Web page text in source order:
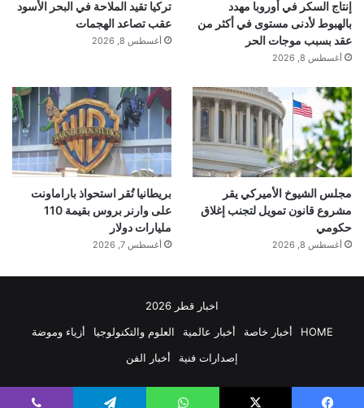
إنتاج السكر في أوروبا مهدد
بالهبوط لأدنى مستوى في أكثر من
عقد بسبب موجات الحر
أغسطس 8, 2026
تركيا تقيد الملاحة في البحر الأسود
عقب تصاعد الهجمات
أغسطس 8, 2026
مجلس الشيوخ الأميركي يقر
مشروع قانون تمويل لتجنب إغلاق
حكومي
أغسطس 8, 2026
بريطانيا تُقر استحواذ باراماونت
على وارنر بروس بقيمة 110
مليارات دولار
أغسطس 7, 2026
اخبار قطر 2026
HOME
أخبار خاصة أخبار عالمية العلوم والتكنولوجيا
أزياء وموضة
إصدارات فنية
أخبار الفن